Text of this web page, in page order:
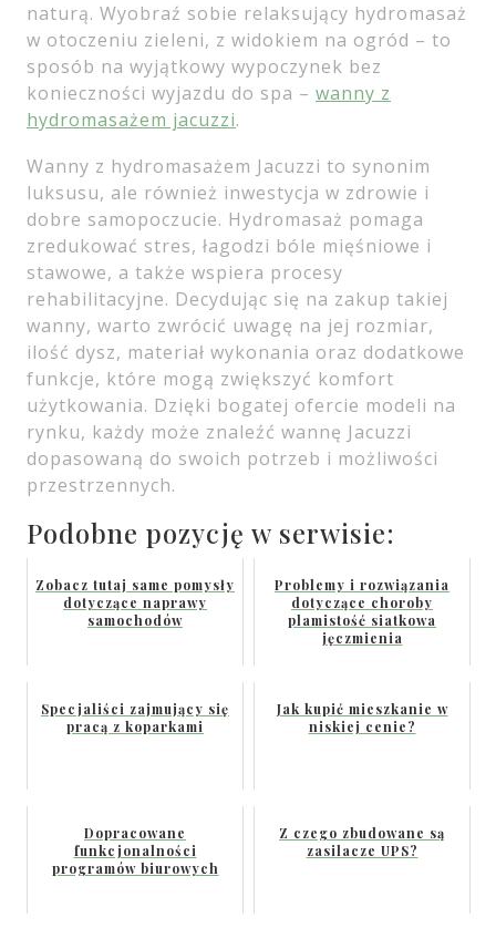
naturą. Wyobraź sobie relaksujący hydromasaż
w otoczeniu zieleni, z widokiem na ogród – to
sposób na wyjątkowy wypoczynek bez
konieczności wyjazdu do spa – wanny z
hydromasażem jacuzzi.
Wanny z hydromasażem Jacuzzi to synonim
luksusu, ale również inwestycja w zdrowie i
dobre samopoczucie. Hydromasaż pomaga
zredukować stres, łagodzi bóle mięśniowe i
stawowe, a także wspiera procesy
rehabilitacyjne. Decydując się na zakup takiej
wanny, warto zwrócić uwagę na jej rozmiar,
ilość dysz, materiał wykonania oraz dodatkowe
funkcje, które mogą zwiększyć komfort
użytkowania. Dzięki bogatej ofercie modeli na
rynku, każdy może znaleźć wannę Jacuzzi
dopasowaną do swoich potrzeb i możliwości
przestrzennych.
Podobne pozycję w serwisie:
Zobacz tutaj same pomysły
dotyczące naprawy
samochodów
Problemy i rozwiązania
dotyczące choroby
plamistość siatkowa
jęczmienia
Specjaliści zajmujący się
pracą z koparkami
Jak kupić mieszkanie w
niskiej cenie?
Dopracowane
funkcjonalności
programów biurowych
Z czego zbudowane są
zasilacze UPS?